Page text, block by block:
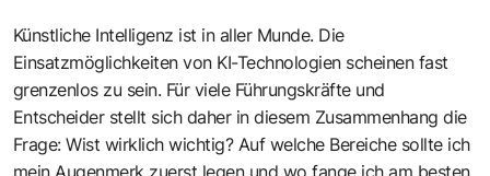
Künstliche Intelligenz ist in aller Munde. Die
Einsatzmöglichkeiten von KI-Technologien scheinen fast
grenzenlos zu sein. Für viele Führungskräfte und
Entscheider stellt sich daher in diesem Zusammenhang die
Frage: Wist wirklich wichtig? Auf welche Bereiche sollte ich
mein Augenmerk zuerst legen und wo fange ich am besten